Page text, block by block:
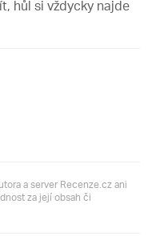
hůl si vždycky najde
a server Recenze.cz ani
za její obsah či